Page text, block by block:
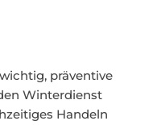
präventive
Winterdienst
Handeln